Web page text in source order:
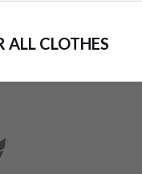
ALL CLOTHES